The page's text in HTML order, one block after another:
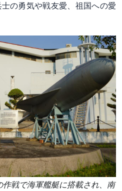
の勇気や戦友愛、祖国への愛
戦で海軍艦艇に搭載され、南